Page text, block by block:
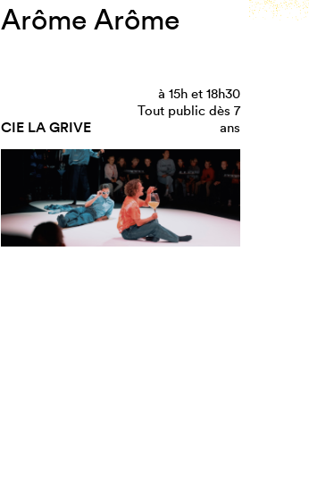
Arôme Arôme
CIE LA GRIVE
à 15het 18h30
Tout public dès 7
ans